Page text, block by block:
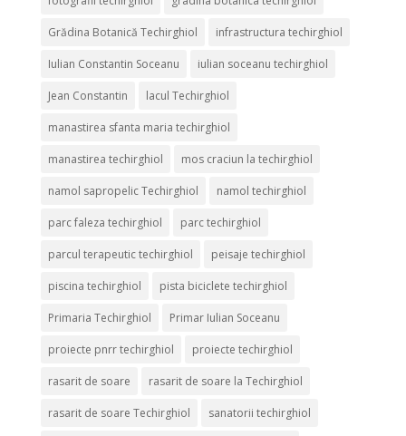
Grădina Botanică Techirghiol infrastructura techirghiol
Iulian Constantin Soceanu iulian soceanu techirghiol
Jean Constantin lacul Techirghiol
manastirea sfanta maria techirghiol
manastirea techirghiol mos craciun la techirghiol
namol sapropelic Techirghiol namol techirghiol
parc faleza techirghiol parc techirghiol
parcul terapeutic techirghiol peisaje techirghiol
piscina techirghiol pista biciclete techirghiol
Primaria Techirghiol Primar Iulian Soceanu
proiecte pnrr techirghiol proiecte techirghiol
rasarit de soare rasarit de soare la Techirghiol
rasarit de soare Techirghiol sanatorii techirghiol